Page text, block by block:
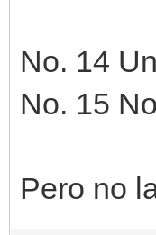
No. 14
No. 15 No
Pero no